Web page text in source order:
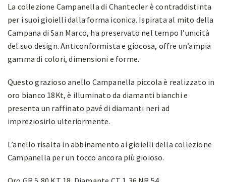
La collezione Campanella di Chantecler è contraddistinta
per i suoi gioielli dalla forma iconica. Ispirata al mito della
Campana di San Marco, ha preservato nel tempo l’unicità
del suo design. Anticonformista e giocosa, offre un’ampia
gamma di colori, dimensioni e forme.
Questo grazioso anello Campanella piccola è realizzato in
oro bianco 18Kt, è illuminato da diamanti bianchi e
presenta un raffinato pavé di diamanti neri ad
impreziosirlo ulteriormente.
L’anello risalta in abbinamento ai gioielli della collezione
Campanella per un tocco ancora più gioioso.